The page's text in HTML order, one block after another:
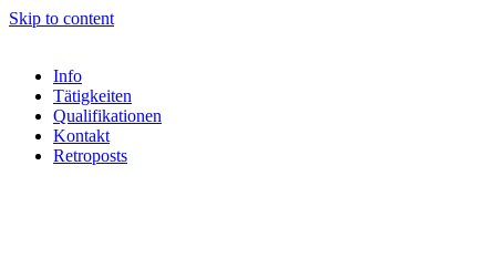
Skip to content
Info
Tätigkeiten
Qualifikationen
Kontakt
Retroposts